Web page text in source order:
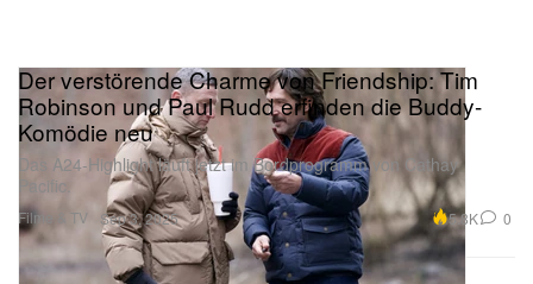
Filme & TV
Der verstörende Charme von Friendship: Tim
Robinson und Paul Rudd erfinden die Buddy-
Komödie neu
Das A24-Highlight läuft jetzt im Bordprogramm von Cathay
Pacific.
Sep 3, 2025 5.8K 0